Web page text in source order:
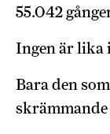
55.042
Ingen är lika
Bara den
skrämmande